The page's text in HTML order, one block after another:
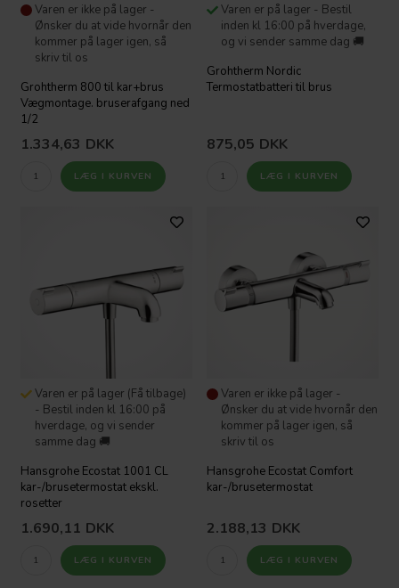
Varen er ikke på lager -
Ønsker du at vide hvornår den
kommer på lager igen, så
skriv til os
Grohtherm 800 til kar+brus
Vægmontage. bruserafgang ned
1/2
1.334,63 DKK
Varen er på lager - Bestil
inden kl 16:00 på hverdage,
og vi sender samme dag 🚚
Grohtherm Nordic
Termostatbatteri til brus
875,05 DKK
Varen er på lager (Få tilbage)
- Bestil inden kl 16:00 på
hverdage, og vi sender
samme dag 🚚
Hansgrohe Ecostat 1001 CL
kar-/brusetermostat ekskl.
rosetter
1.690,11 DKK
Varen er ikke på lager -
Ønsker du at vide hvornår den
kommer på lager igen, så
skriv til os
Hansgrohe Ecostat Comfort
kar-/brusetermostat
2.188,13 DKK